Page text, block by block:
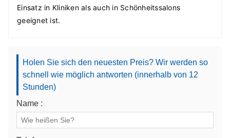
Einsatz in Kliniken als auch in Schönheitssalons
geeignet ist.
Holen Sie sich den neuesten Preis? Wir werden so
schnell wie möglich antworten (innerhalb von 12
Stunden)
Name :